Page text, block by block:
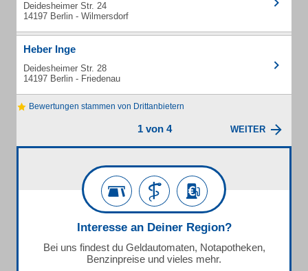
Deidesheimer Str. 24
14197 Berlin - Wilmersdorf
Heber Inge
Deidesheimer Str. 28
14197 Berlin - Friedenau
Bewertungen stammen von Drittanbietern
1 von 4 WEITER
Interesse an Deiner Region?
Bei uns findest du Geldautomaten, Notapotheken,
Benzinpreise und vieles mehr.